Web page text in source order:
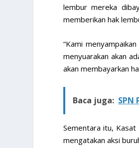
lembur mereka
memberikan hak
“Kami
menyuarakan akan
akan membayarkan
Baca juga: SPN
Sementara itu,
mengatakan aksi